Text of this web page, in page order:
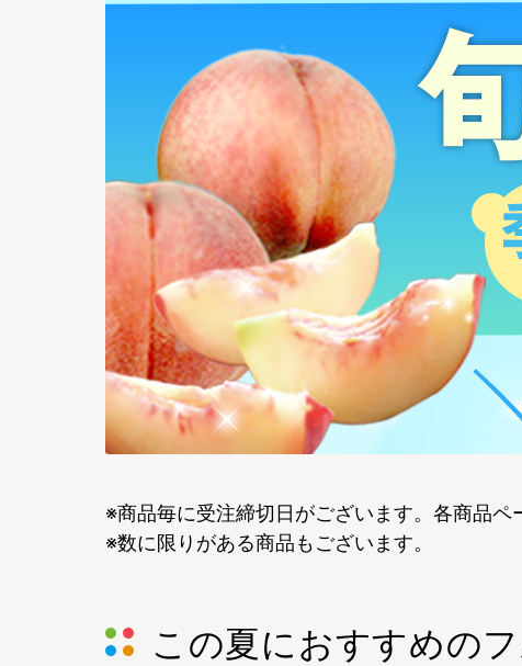
※商品毎に受注締切日がございます。各商品ペ
※数に限りがある商品もございます。
この夏におすすめのフ